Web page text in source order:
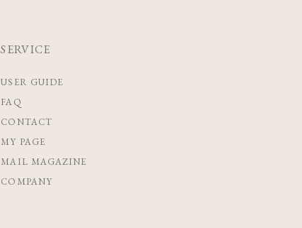
SERVICE
USER GUIDE
FAQ
CONTACT
MY PAGE
MAIL MAGAZINE
COMPANY